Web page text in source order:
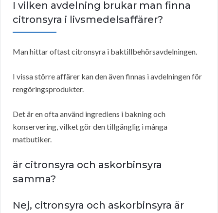
I vilken avdelning brukar man finna
citronsyra i livsmedelsaffärer?
Man hittar oftast citronsyra i baktillbehörsavdelningen.
I vissa större affärer kan den även finnas i avdelningen för
rengöringsprodukter.
Det är en ofta använd ingrediens i bakning och
konservering, vilket gör den tillgänglig i många
matbutiker.
är citronsyra och askorbinsyra
samma?
Nej, citronsyra och askorbinsyra är